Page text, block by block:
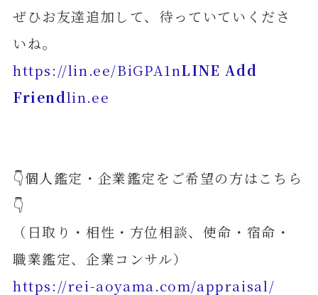
ぜひお友達追加して、待っていていくださ
いね。
https://lin.ee/BiGPA1nLINE Add
Friendlin.ee
👇個人鑑定・企業鑑定をご希望の方はこちら
👇
（日取り・相性・方位相談、使命・宿命・
職業鑑定、企業コンサル）
https://rei-aoyama.com/appraisal/